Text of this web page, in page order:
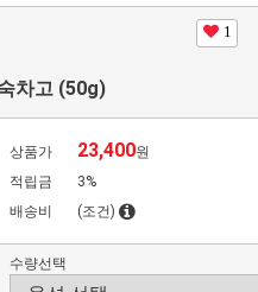
1
차고 (50g)
상품가 23,400원
적립금
3%
배송비
(조건)
수량선택